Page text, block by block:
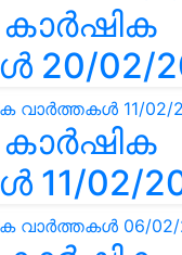
20/02/
11/02/